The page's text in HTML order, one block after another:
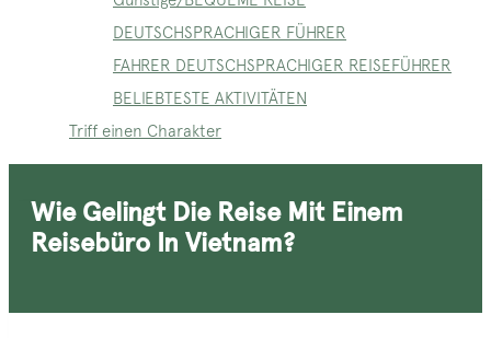
DEUTSCHSPRACHIGER FÜHRER
FAHRER DEUTSCHSPRACHIGER REISEFÜHRER
BELIEBTESTE AKTIVITÄTEN
Triff einen Charakter
Wie Gelingt Die Reise Mit Einem
Reisebüro In Vietnam?